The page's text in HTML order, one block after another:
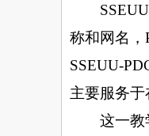
称和网名，
SSEUU-
主要服务
这一教学